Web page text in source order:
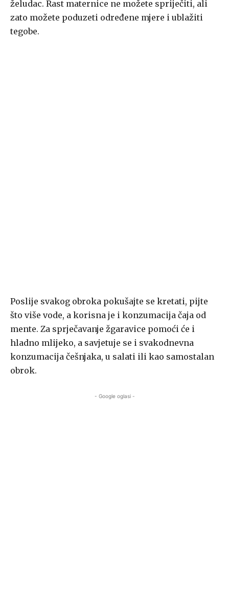
želudac. Rast maternice ne možete spriječiti, ali
zato možete poduzeti određene mjere i ublažiti
tegobe.
Poslije svakog obroka pokušajte se kretati, pijte
što više vode, a korisna je i konzumacija čaja od
mente. Za sprječavanje žgaravice pomoći će i
hladno mlijeko, a savjetuje se i svakodnevna
konzumacija češnjaka, u salati ili kao samostalan
obrok.
- Google oglasi -